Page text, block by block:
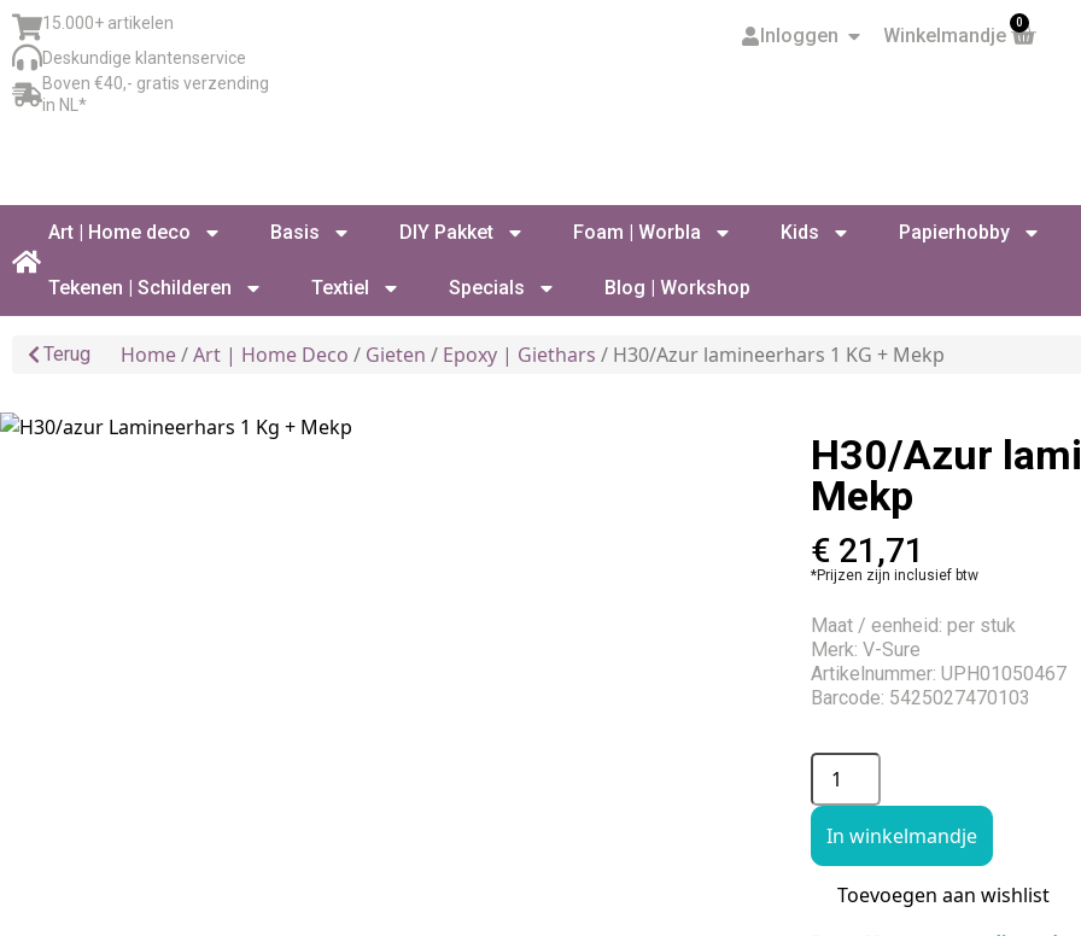
15.000+ artikelen
Deskundige klantenservice
Boven €40,- gratis verzending
in NL*
Inloggen Winkelmandje
0
Art | Home deco Basis DIY Pakket Foam | Worbla Kids Papierhobby
Tekenen | Schilderen Textiel Specials Blog | Workshop
Terug Home/Art | Home Deco / Gieten / Epoxy | Giethars / H30/Azur lamineerhars 1 KG + Mekp
H30/Azur
Mekp
€ 21,71
*Prijzen zijn inclusief btw
Maat / eenheid: per stuk
Merk: V-Sure
Artikelnummer: UPH01050467
Barcode: 5425027470103
In winkelmandje
Toevoegen aan wishlist